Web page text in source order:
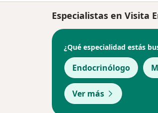
Especialistas en Visita
¿Qué especialidad estás
Endocrinólogo
Ver más